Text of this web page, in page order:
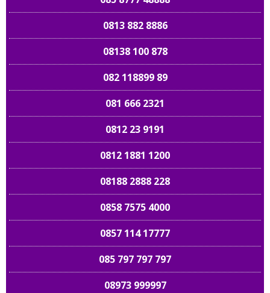
0813 882 8886
08138 100 878
082 118899 89
081 666 2321
0812 23 9191
0812 1881 1200
08188 2888 228
0858 7575 4000
0857 114 17777
085 797 797 797
08973 999997